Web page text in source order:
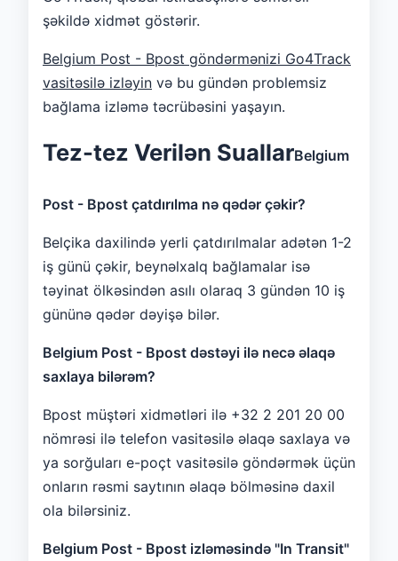
şəkildə xidmət göstərir.
Belgium Post - Bpost göndərmənizi Go4Track
vasitəsilə izləyin və bu gündən problemsiz
bağlama izləmə təcrübəsini yaşayın.
Tez-tez Verilən SuallarBelgium
Post - Bpost çatdırılma nə qədər çəkir?
Belçika daxilində yerli çatdırılmalar adətən 1-2
iş günü çəkir, beynəlxalq bağlamalar isə
təyinat ölkəsindən asılı olaraq 3 gündən 10 iş
gününə qədər dəyişə bilər.
Belgium Post - Bpost dəstəyi ilə necə əlaqə
saxlaya bilərəm?
Bpost müştəri xidmətləri ilə +32 2 201 20 00
nömrəsi ilə telefon vasitəsilə əlaqə saxlaya və
ya sorğuları e-poçt vasitəsilə göndərmək üçün
onların rəsmi saytının əlaqə bölməsinə daxil
ola bilərsiniz.
Belgium Post - Bpost izləməsində "In Transit"